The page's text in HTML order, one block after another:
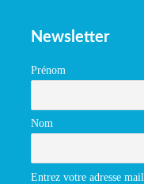
Newsletter
Prénom
Nom
Entrez votre adresse mail